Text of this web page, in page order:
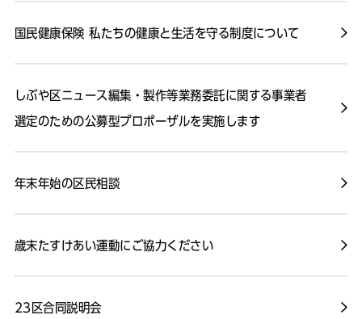
国民健康保険 私たちの健康と生活を守る制度について
しぶや区ニュース編集・製作等業務委託に関する事業者
選定のための公募型プロポーザルを実施します
年末年始の区民相談
歳末たすけあい運動にご協力ください
23区合同説明会